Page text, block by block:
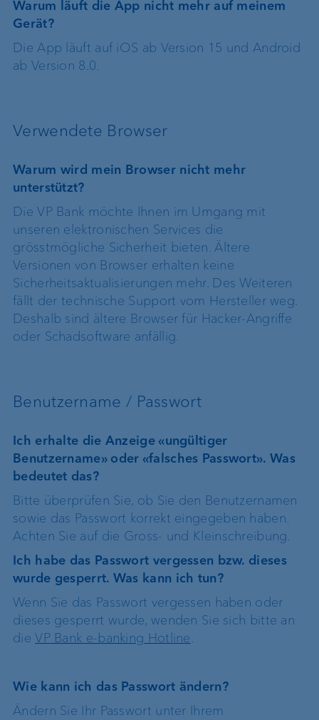
Warum läuft die App nicht mehr auf meinem
Gerät?
Die App läuft auf iOS ab Version 15 und Android
ab Version 8.0.
Verwendete Browser
Warum wird mein Browser nicht mehr
unterstützt?
Die VP Bank möchte Ihnen im Umgang mit
unseren elektronischen Services die
grösstmögliche Sicherheit bieten. Ältere
Versionen von Browser erhalten keine
Sicherheitsaktualisierungen mehr. Des Weiteren
fällt der technische Support vom Hersteller weg.
Deshalb sind ältere Browser für Hacker-Angriffe
oder Schadsoftware anfällig.
Benutzername / Passwort
Ich erhalte die Anzeige «ungültiger
Benutzername» oder «falsches Passwort». Was
bedeutet das?
Bitte überprüfen Sie, ob Sie den Benutzernamen
sowie das Passwort korrekt eingegeben haben.
Achten Sie auf die Gross- und Kleinschreibung.
Ich habe das Passwort vergessen bzw. dieses
wurde gesperrt. Was kann ich tun?
Wenn Sie das Passwort vergessen haben oder
dieses gesperrt wurde, wenden Sie sich bitte an
dieVP Bank e-banking Hotline.
Wie kann ich das Passwort ändern?
Ändern Sie Ihr Passwort unter Ihrem